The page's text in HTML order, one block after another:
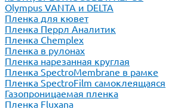
Olympus VANTA и DELTA
Пленка для кювет
Пленка Перрл Аналитик
Пленка Chemplex
Пленка в рулонах
Пленка нарезанная круглая
Пленка SpectroMembrane в рамке
Пленка SpectroFilm самоклеящаяся
Газопроницаемая пленка
Пленка Fluxana